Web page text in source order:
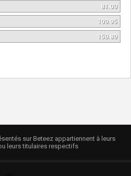
81.00
100.95
150.80
sur Beteez appartiennent à leurs
leurs titulaires respectifs